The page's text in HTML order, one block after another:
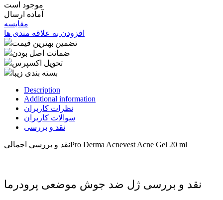
موجود است
آماده ارسال
مقایسه
افزودن به علاقه مندی ها
تضمین بهترین قیمت
ضمانت اصل بودن
تحویل اکسپرس
بسته بندی زیبا
Description
Additional information
نظرات کاربران
سوالات کاربران
نقد و بررسی
نقد و بررسی اجمالیPro Derma Acnevest Acne Gel 20 ml
نقد و بررسی ژل ضد جوش موضعی پرودرما